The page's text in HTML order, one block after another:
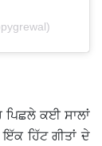
ਪਿਛਲੇ ਕਈ ਸਾਲਾਂ
ਹਿੱਟ ਗੀਤਾਂ ਦੇ